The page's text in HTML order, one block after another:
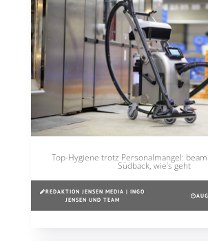
Top-Hygiene trotz Personalmangel:
Südback, wie’s geht
REDAKTION JENSEN MEDIA | INGO
JENSEN UND TEAM